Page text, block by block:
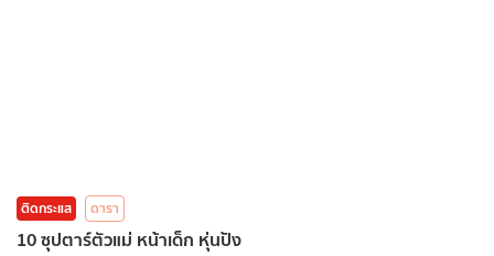
ติดกระแส ดารา
10 ซุปตาร์ตัวแม่ หน้าเด็ก หุ่นปัง